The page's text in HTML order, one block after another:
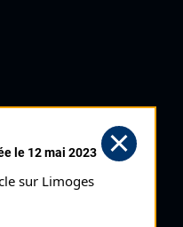
le 12 mai 2023
sur Limoges